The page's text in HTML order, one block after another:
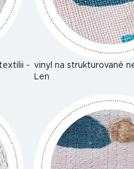
- vinyl na strukturované
Len